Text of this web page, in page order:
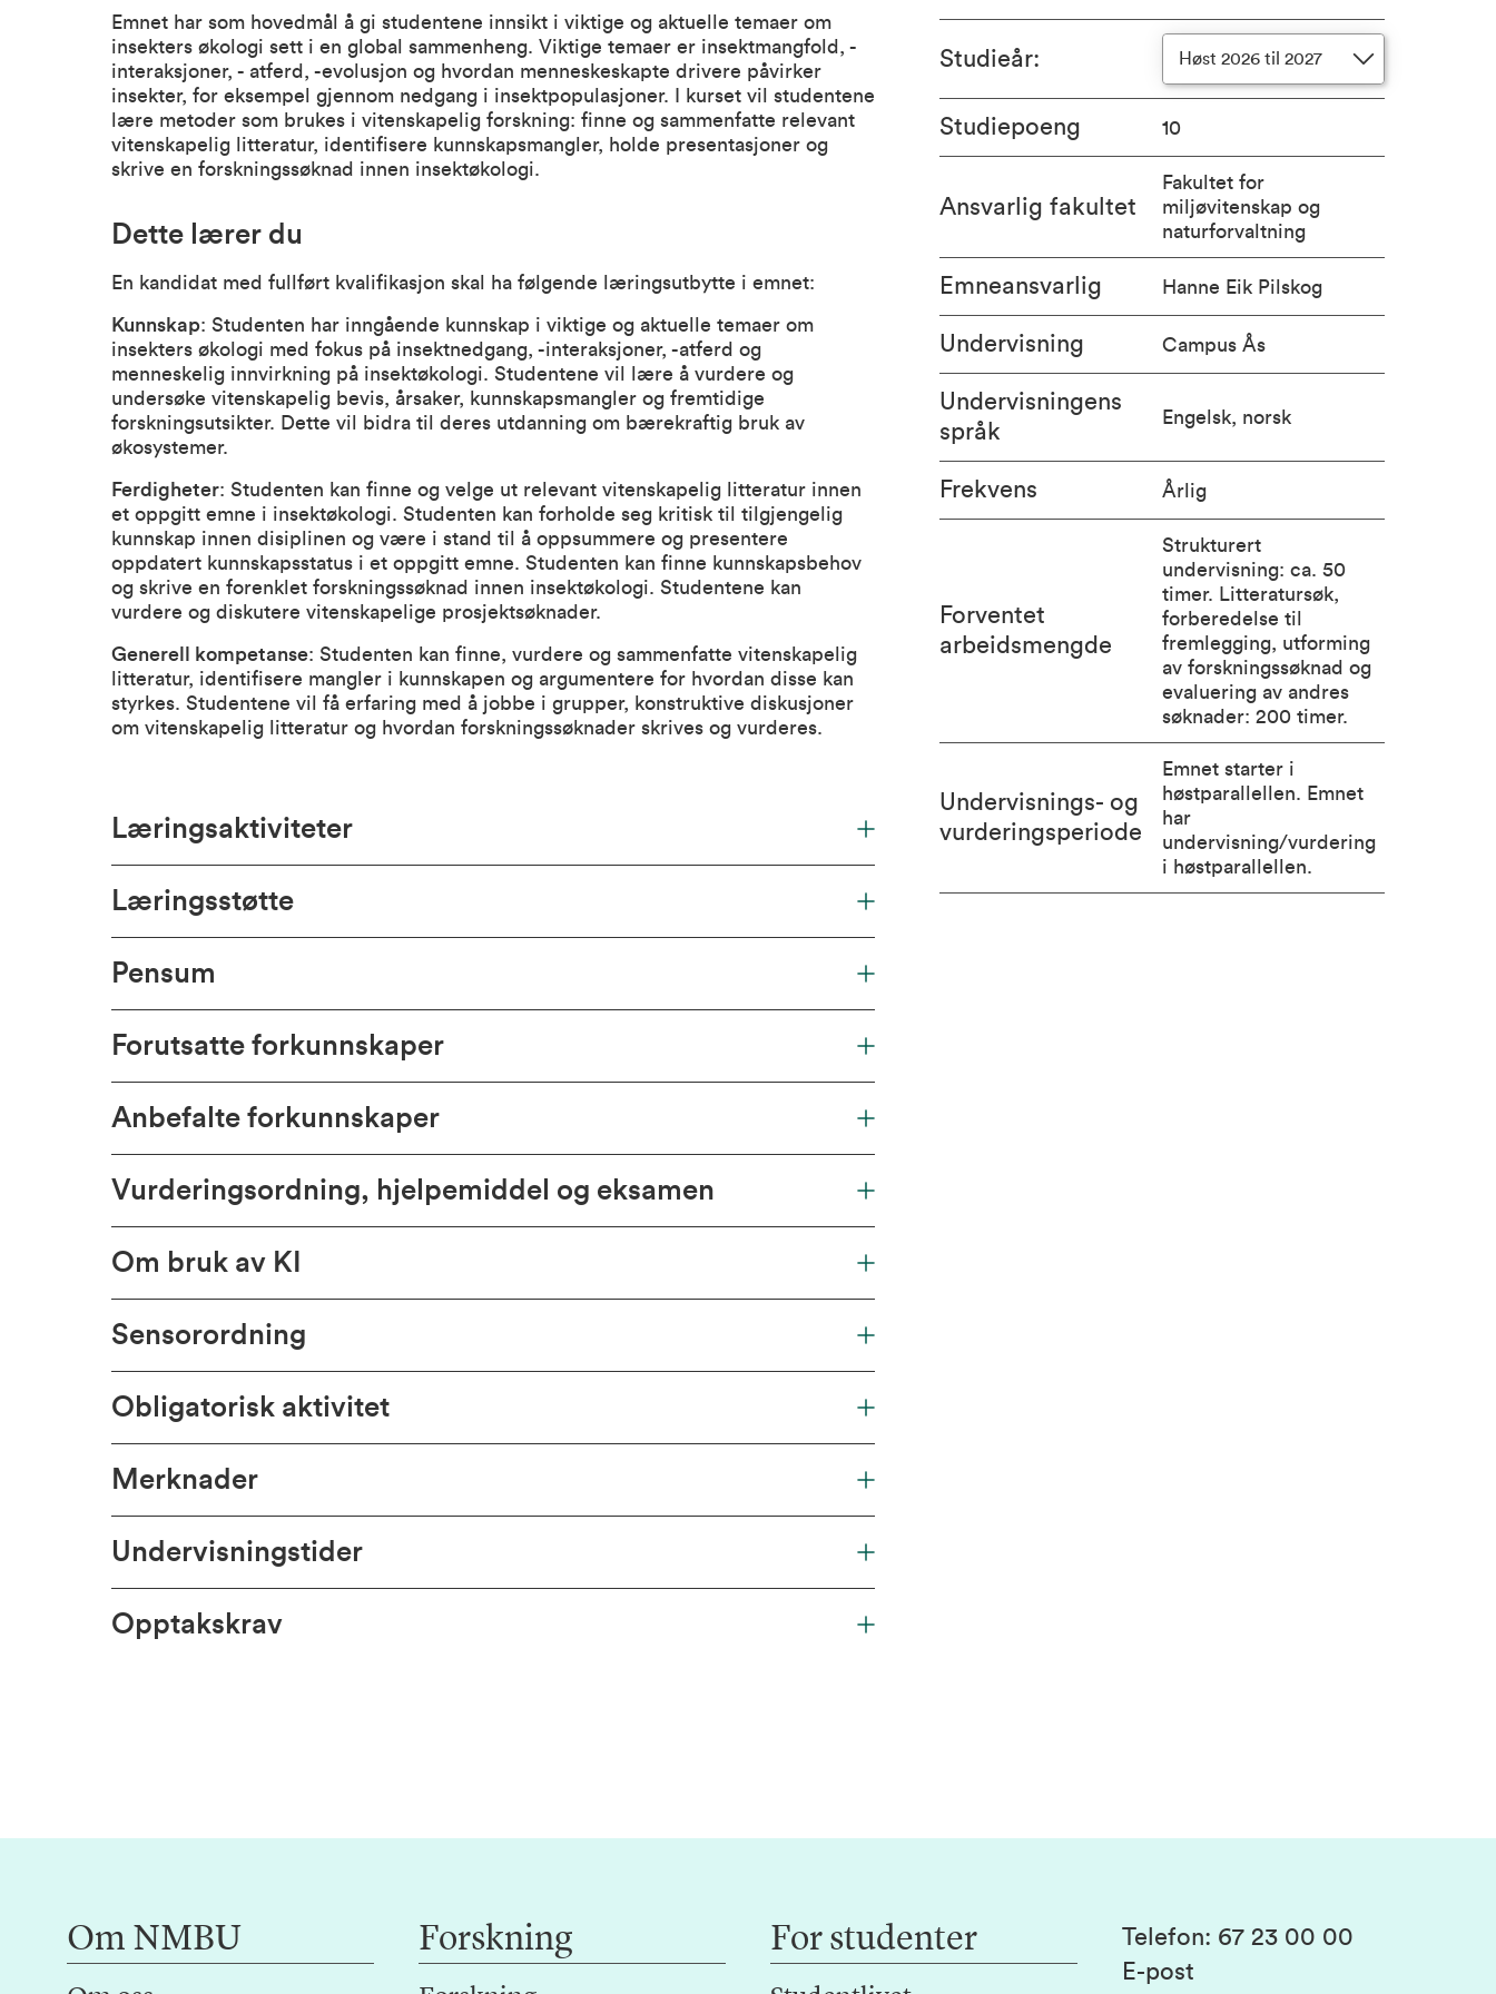
Emnet har som hovedmål å gi studentene innsikt i viktige og aktuelle temaer om
insekters økologi sett i en global sammenheng. Viktige temaer er insektmangfold, -
interaksjoner, - atferd, -evolusjon og hvordan menneskeskapte drivere påvirker
insekter, for eksempel gjennom nedgang i insektpopulasjoner. I kurset vil studentene
lære metoder som brukes i vitenskapelig forskning: finne og sammenfatte relevant
vitenskapelig litteratur, identifisere kunnskapsmangler, holde presentasjoner og
skrive en forskningssøknad innen insektøkologi.
Dette lærer du
En kandidat med fullført kvalifikasjon skal ha følgende læringsutbytte i emnet:
Kunnskap: Studenten har inngående kunnskap i viktige og aktuelle temaer om
insekters økologi med fokus på insektnedgang, -interaksjoner, -atferd og
menneskelig innvirkning på insektøkologi. Studentene vil lære å vurdere og
undersøke vitenskapelig bevis, årsaker, kunnskapsmangler og fremtidige
forskningsutsikter. Dette vil bidra til deres utdanning om bærekraftig bruk av
økosystemer.
Ferdigheter: Studenten kan finne og velge ut relevant vitenskapelig litteratur innen
et oppgitt emne i insektøkologi. Studenten kan forholde seg kritisk til tilgjengelig
kunnskap innen disiplinen og være i stand til å oppsummere og presentere
oppdatert kunnskapsstatus i et oppgitt emne. Studenten kan finne kunnskapsbehov
og skrive en forenklet forskningssøknad innen insektøkologi. Studentene kan
vurdere og diskutere vitenskapelige prosjektsøknader.
Generell kompetanse: Studenten kan finne, vurdere og sammenfatte vitenskapelig
litteratur, identifisere mangler i kunnskapen og argumentere for hvordan disse kan
styrkes. Studentene vil få erfaring med å jobbe i grupper, konstruktive diskusjoner
om vitenskapelig litteratur og hvordan forskningssøknader skrives og vurderes.
Læringsaktiviteter
Læringsstøtte
Pensum
Forutsatte forkunnskaper
Anbefalte forkunnskaper
Vurderingsordning, hjelpemiddel og eksamen
Om bruk av KI
Sensorordning
Obligatorisk aktivitet
Merknader
Undervisningstider
Opptakskrav
Studieår: Høst 2026 til 2027
Studiepoeng 10
Ansvarlig fakultet
Fakultet for
miljøvitenskap og
naturforvaltning
Emneansvarlig Hanne Eik Pilskog
Undervisning Campus Ås
Undervisningens
språk
Engelsk, norsk
Frekvens Årlig
Forventet
arbeidsmengde
Strukturert
undervisning: ca. 50
timer. Litteratursøk,
forberedelse til
fremlegging, utforming
av forskningssøknad og
evaluering av andres
søknader: 200 timer.
Undervisnings- og
vurderingsperiode
Emnet starter i
høstparallellen. Emnet
har
undervisning/vurdering
i høstparallellen.
Om NMBU Forskning For studenter Telefon: 67 23 00 00
E-post